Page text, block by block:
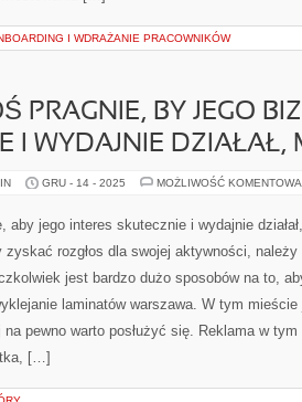
pozwolić dosłownie na
tego odpowiednie środki.
będzie skutkowało tym, że zdołamy zostać
momencie należy zacząć na serio
PRAGNIE, BY JEGO
I WYDAJNIE DZIAŁAŁ,
MOŻLIWOŚĆ
działał, musi zadbać